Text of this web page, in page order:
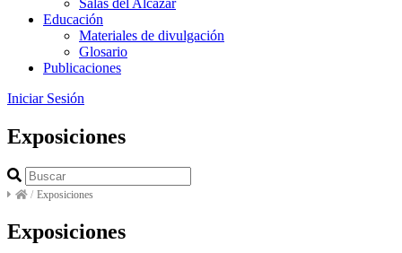
Salas del Alcázar
Educación
Materiales de divulgación
Glosario
Publicaciones
Iniciar Sesión
Exposiciones
/ Exposiciones
Exposiciones